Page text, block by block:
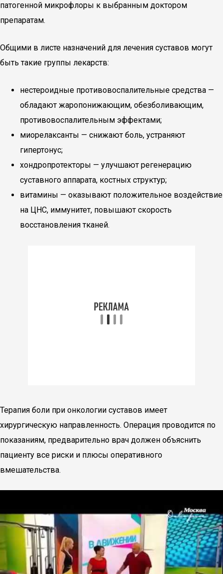
патогенной микрофлоры к выбранным доктором
препаратам.
Общими в листе назначений для лечения суставов могут
быть такие группы лекарств:
нестероидные противовоспалительные средства —
обладают жаропонижающим, обезболивающим,
противовоспалительным эффектами;
миорелаксанты — снижают боль, устраняют
гипертонус;
хондропротекторы — улучшают регенерацию
суставного аппарата, костных структур;
витамины — оказывают положительное воздействие
на ЦНС, иммунитет, повышают скорость
восстановления тканей.
Терапия боли при онкологии суставов имеет
хирургическую направленность. Операция проводится по
показаниям, предварительно врач должен объяснить
пациенту все риски и плюсы оперативного
вмешательства.